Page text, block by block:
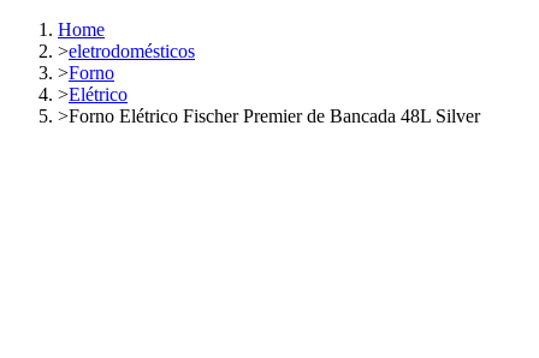
Home
>eletrodomésticos
>Forno
>Elétrico
>Forno Elétrico Fischer Premier de Bancada 48L Silver